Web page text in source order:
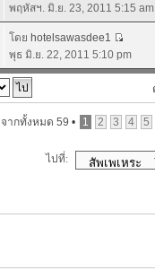
พฤหัสฯ. มิ.ย. 23, 2011 5:15 am
โดย hotelsawasdee1
พุธ มิ.ย. 22, 2011 5:10 pm
จากทั้งหมด 59 • 1 2 3 4 5
ไปที่: